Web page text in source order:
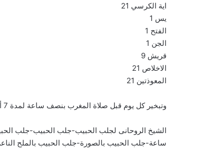
اية الكرسي 21
يس 1
الفتح 1
الجن 1
قريش 9
الاخلاص 21
المعوذتين 21
وتبخير كل يوم قبل صلاة المغرب بنصف ساعة لمدة 7 أيام
الشيخ الروحانى لجلب الحبيب-جلب الحبيب-جلب
ساعة-جلب الحبيب بالصورة-جلب الحبيب بالملح